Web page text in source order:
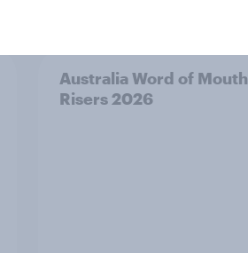
Australia Word of Mouth
Risers 2026